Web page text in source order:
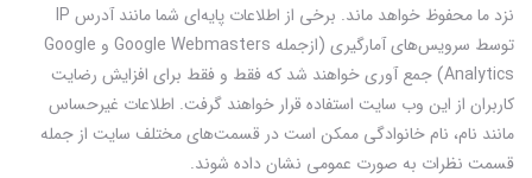
نزد ما محفوظ خواهد ماند. برخی از اطلاعات پایه‌ای شما مانند آدرس IP
توسط سرویس‌های آمارگیری (ازجمله Google Webmasters و Google
Analytics) جمع آوری خواهند شد که فقط و فقط برای افزایش رضایت
کاربران از این وب سایت استفاده قرار خواهند گرفت. اطلاعات غیرحساس
مانند نام، نام خانوادگی ممکن است در قسمت‌های مختلف سایت از جمله
قسمت نظرات به صورت عمومی نشان داده شوند.